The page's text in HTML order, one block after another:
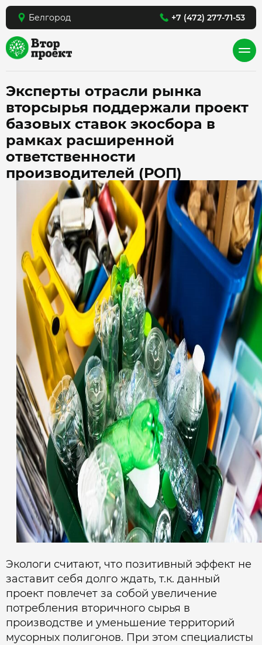
Белгород +7 (472) 277-71-53
Эксперты отрасли рынка
вторсырья поддержали проект
базовых ставок экосбора в
рамках расширенной
ответственности
производителей (РОП)
Экологи считают, что позитивный эффект не
заставит себя долго ждать, т.к. данный
проект повлечет за собой увеличение
потребления вторичного сырья в
производстве и уменьшение территорий
мусорных полигонов. При этом специалисты